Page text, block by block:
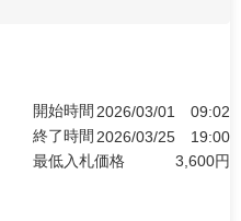
開始時間 2026/03/01
09:02
終了時間 2026/03/25
19:00
最低入札価格
3,600円